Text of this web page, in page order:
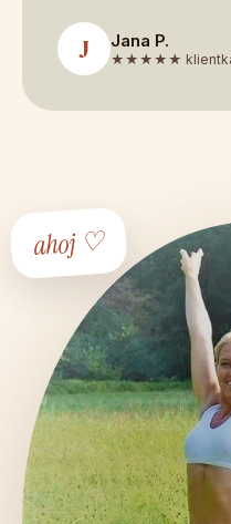
J Jana P.
★★★★★
ahoj ♡